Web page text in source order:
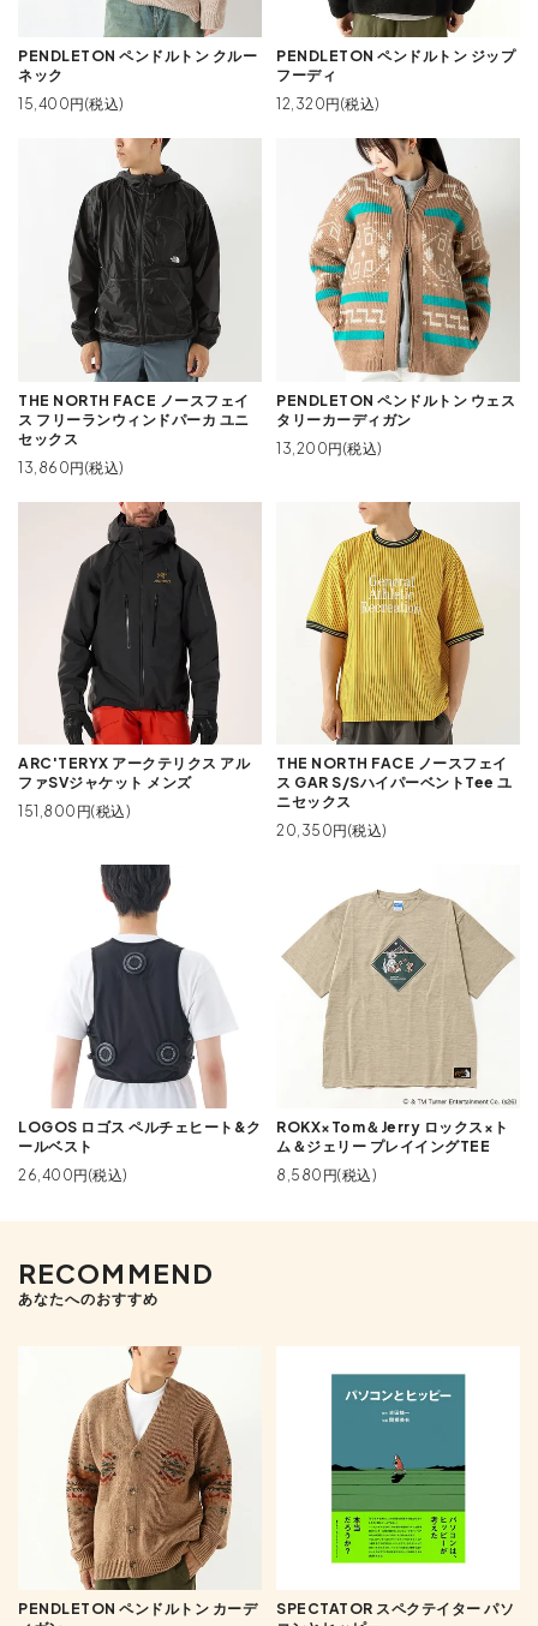
PENDLETON ペンドルトン クルー
ネック
15,400円(税込)
PENDLETON ペンドルトン ジップ
フーディ
12,320円(税込)
THE NORTH FACE ノースフェイ
ス フリーランウィンドパーカ ユニ
セックス
13,860円(税込)
PENDLETON ペンドルトン ウェス
タリーカーディガン
13,200円(税込)
ARC'TERYX アークテリクス アル
ファSVジャケット メンズ
151,800円(税込)
THE NORTH FACE ノースフェイ
ス GAR S/SハイパーベントTee ユ
ニセックス
20,350円(税込)
LOGOS ロゴス ペルチェヒート&ク
ールベスト
26,400円(税込)
ROKX×Tom＆Jerry ロックス×ト
ム＆ジェリー プレイイングTEE
8,580円(税込)
RECOMMEND
あなたへのおすすめ
PENDLETON ペンドルトン カーデ
SPECTATOR スペクテイター パソ